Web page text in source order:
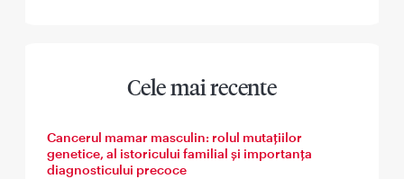
Cele mai recente
Cancerul mamar masculin: rolul mutațiilor
genetice, al istoricului familial și importanța
diagnosticului precoce